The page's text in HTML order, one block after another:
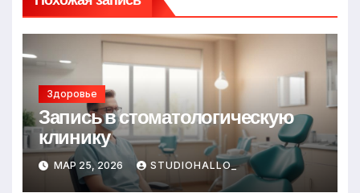
Здоровье
Запись в стоматологическую
клинику
МАР 25, 2026 STUDIOHALLO_